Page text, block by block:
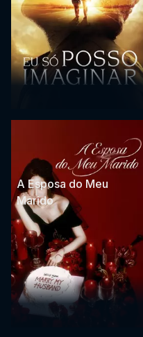
A Esposa do Meu
Marido